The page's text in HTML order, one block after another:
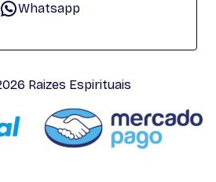
Whatsapp
Raizes Espirituais